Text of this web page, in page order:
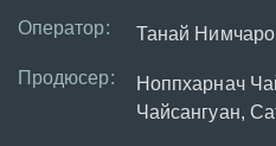
Оператор: Танай
Продюсер:
Ноппхарнач
Чайсангуан,